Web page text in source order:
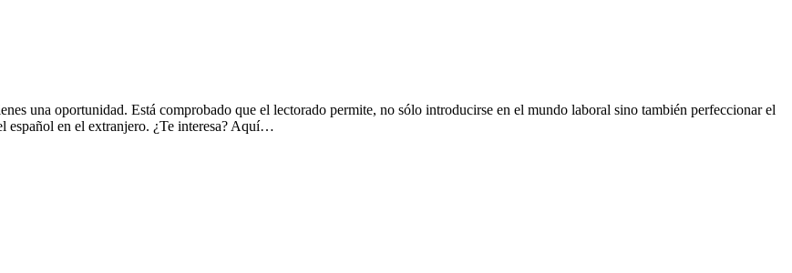
una oportunidad. Está comprobado que el lectorado permite, no sólo introducirse en el mundo laboral sino también perfeccionar el
español en el extranjero. ¿Te interesa? Aquí…